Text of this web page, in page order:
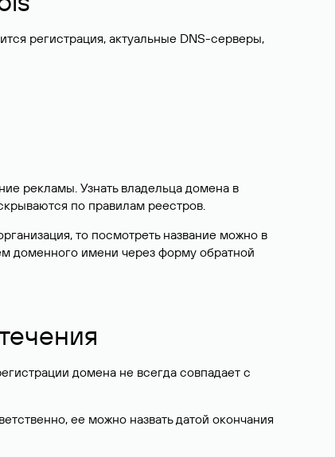
регистрация, актуальные DNS-серверы,
рекламы. Узнать владельца домена в
по правилам реестров.
то посмотреть название можно в
доменного имени через форму обратной
домена не всегда совпадает с
ее можно назвать датой окончания